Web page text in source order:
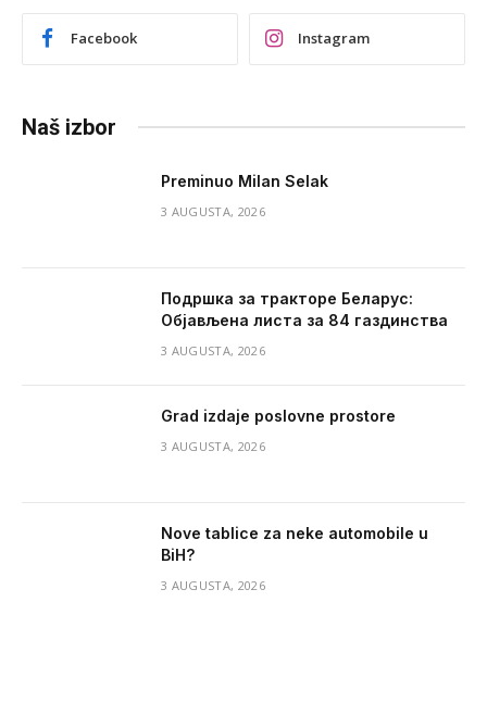
Facebook Instagram
Naš izbor
Preminuo Milan Selak
3 AUGUSTA, 2026
Подршка за тракторе Беларус:
Објављена листа за 84 газдинства
3 AUGUSTA, 2026
Grad izdaje poslovne prostore
3 AUGUSTA, 2026
Nove tablice za neke automobile u
BiH?
3 AUGUSTA, 2026